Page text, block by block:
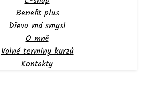
Benefit plus
Dřevo má smysl
O mně
Volné termíny kurzů
Kontakty